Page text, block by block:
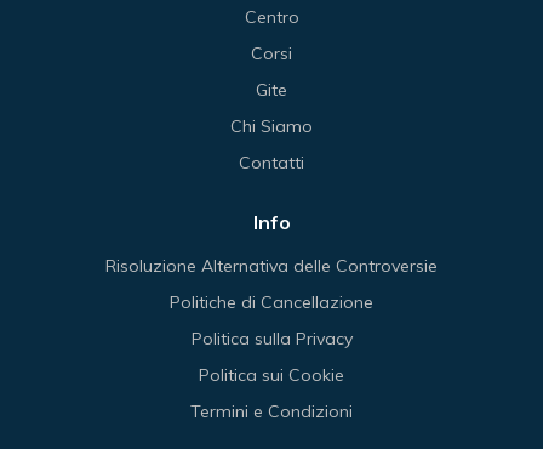
Centro
Corsi
Gite
Chi Siamo
Contatti
Info
Risoluzione Alternativa delle Controversie
Politiche di Cancellazione
Politica sulla Privacy
Politica sui Cookie
Termini e Condizioni